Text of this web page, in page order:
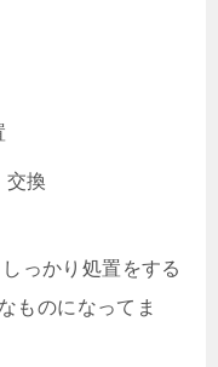
交換
っかり処置をする
ものになってま